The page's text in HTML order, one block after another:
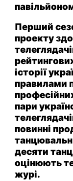
Перший
проекту
історії
правилами
пари
повинні
десяти
оцінюють
журі.